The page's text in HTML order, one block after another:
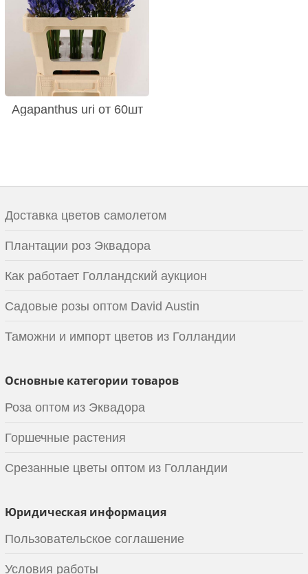
Agapanthus uri от 60шт
Доставка цветов самолетом
Плантации роз Эквадора
Как работает Голландский аукцион
Садовые розы оптом David Austin
Таможни и импорт цветов из Голландии
Основные категории товаров
Роза оптом из Эквадора
Горшечные растения
Срезанные цветы оптом из Голландии
Юридическая информация
Пользовательское соглашение
Условия работы